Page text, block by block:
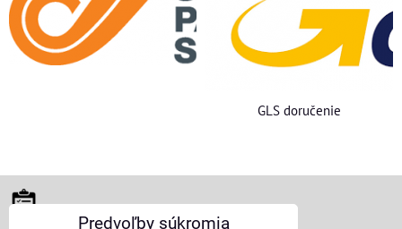
GLS doručenie
VŠEOBECNÉ INFORMÁCIE
Predvoľby súkromia